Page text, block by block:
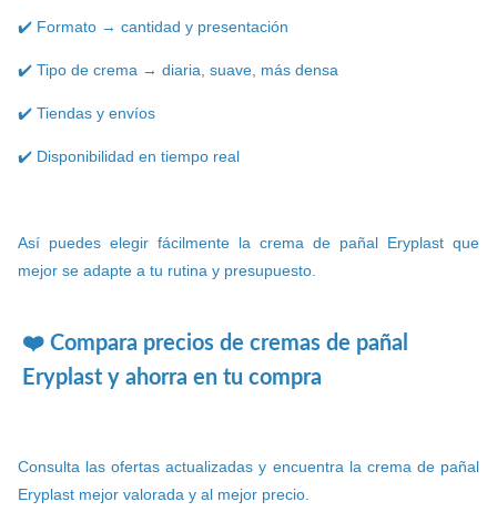
✔️ Formato → cantidad y presentación
✔️ Tipo de crema → diaria, suave, más densa
✔️ Tiendas y envíos
✔️ Disponibilidad en tiempo real
Así puedes elegir fácilmente la crema de pañal Eryplast que
mejor se adapte a tu rutina y presupuesto.
❤️ Compara precios de cremas de pañal
Eryplast y ahorra en tu compra
Consulta las ofertas actualizadas y encuentra la crema de pañal
Eryplast mejor valorada y al mejor precio.